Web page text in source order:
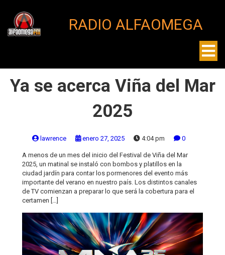
RADIO ALFAOMEGA
Ya se acerca Viña del Mar
2025
lawrence enero 27, 2025 4:04 pm 0
A menos de un mes del inicio del Festival de Viña del Mar
2025, un matinal se instaló con bombos y platillos en la
ciudad jardín para contar los pormenores del evento más
importante del verano en nuestro país. Los distintos canales
de TV comienzan a preparar lo que será la cobertura para el
certamen […]